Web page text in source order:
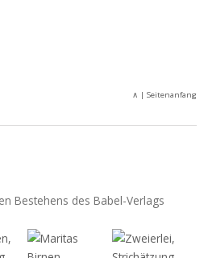
∧ | Seitenanfang
Bestehens des Babel-Verlags